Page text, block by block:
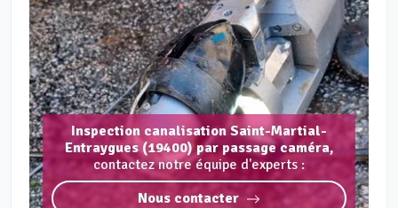
Inspection canalisation Saint-Martial-
Entraygues (19400) par passage caméra,
contactez notre équipe d'experts :
Nous contacter